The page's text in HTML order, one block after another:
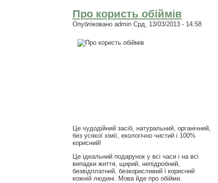
Про користь обіймів
Опубліковано adminСрд, 13/03/2013 - 14:58
Це чудодійний засіб, натуральний, органічний,
без усякої хімії, екологічно чистий і 100%
корисний!
Це ідеальний подарунок у всі часи і на всі
випадки життя, щирий, непідробний,
безвідплатний, безкорисливий і корисний
кожній людині. Мова йде про обійми.